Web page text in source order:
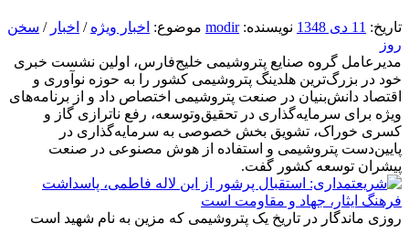
تاریخ: 11 دی 1348 نویسنده:modir موضوع: اخبار ویژه / اخبار / سخن
روز
مدیرعامل گروه صنایع پتروشیمی خلیج‌فارس، اولین نشست خبری
خود در بزرگ‌ترین هلدینگ پتروشیمی کشور را به حوزه نوآوری و
اقتصاد دانش‌بنیان در صنعت پتروشیمی اختصاص داد و از برنامه‌های
ویژه‌ برای سرمایه‌گذاری در تحقیق‌وتوسعه، رفع ناترازی گاز و
کسری خوراک، تشویق بخش خصوصی به سرمایه‌گذاری در
پایین‌دست پتروشیمی و استفاده از هوش مصنوعی در صنعت
پیشران توسعه کشور گفت.
روزی ماندگار در تاریخ یک پتروشیمی که مزین به نام شهید است